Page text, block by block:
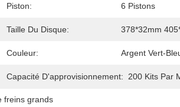
Piston: 6 Pistons
Taille Du Disque: 378*32mm
Couleur: Argent Vert-
Capacité D'approvisionnement: 200 Kits Par
freins grands